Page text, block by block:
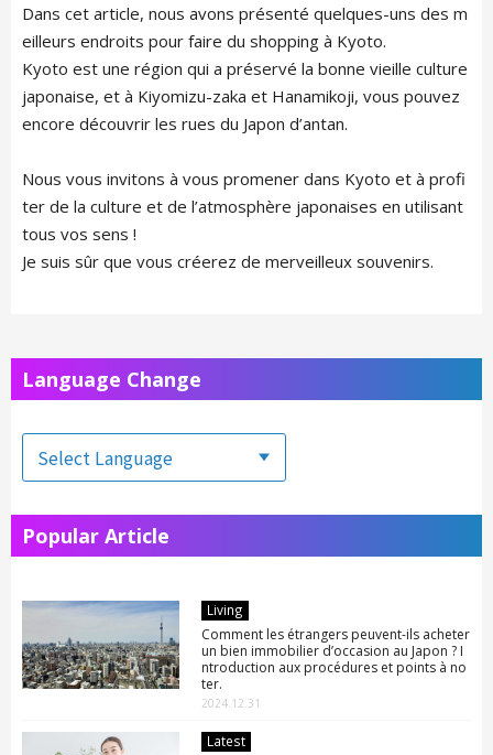
Dans cet article, nous avons présenté quelques-uns des m
eilleurs endroits pour faire du shopping à Kyoto.
Kyoto est une région qui a préservé la bonne vieille culture
japonaise, et à Kiyomizu-zaka et Hanamikoji, vous pouvez
encore découvrir les rues du Japon d’antan.
Nous vous invitons à vous promener dans Kyoto et à profi
ter de la culture et de l’atmosphère japonaises en utilisant
tous vos sens !
Je suis sûr que vous créerez de merveilleux souvenirs.
Language Change
Popular Article
Living
Comment les étrangers peuvent-ils acheter
un bien immobilier d’occasion au Japon ? I
ntroduction aux procédures et points à no
ter.
2024.12.31
Latest